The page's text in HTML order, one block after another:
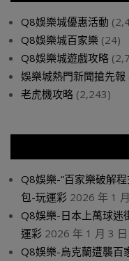
Q8娛樂城優惠活動
Q8娛樂城百家樂 (24)
Q8娛樂城遊戲攻略
娛樂城熱門新聞搶先報
老虎機攻略 (2,243)
Q8娛樂-“百家樂破解
包-玩運彩 2026 年 1
Q8娛樂-日本上萬球迷
運彩 2026 年 1 月 3 日
Q8娛樂-烏克蘭遭襲百